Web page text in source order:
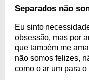
Separados não
Eu sinto
obsessão, mas por
que também me
não somos felizes,
como o ar um para o